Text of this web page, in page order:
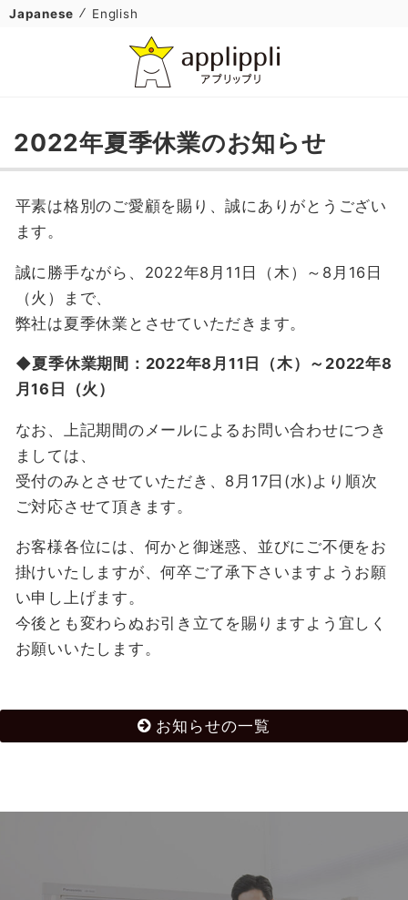
Japanese English
2022年夏季休業のお知らせ
平素は格別のご愛顧を賜り、誠にありがとうござい
ます。
誠に勝手ながら、2022年8月11日（木）～8月16日
（火）まで、
弊社は夏季休業とさせていただきます。
◆夏季休業期間：2022年8月11日（木）～2022年8
月16日（火）
なお、上記期間のメールによるお問い合わせにつき
ましては、
受付のみとさせていただき、8月17日(水)より順次
ご対応させて頂きます。
お客様各位には、何かと御迷惑、並びにご不便をお
掛けいたしますが、何卒ご了承下さいますようお願
い申し上げます。
今後とも変わらぬお引き立てを賜りますよう宜しく
お願いいたします。
お知らせの一覧